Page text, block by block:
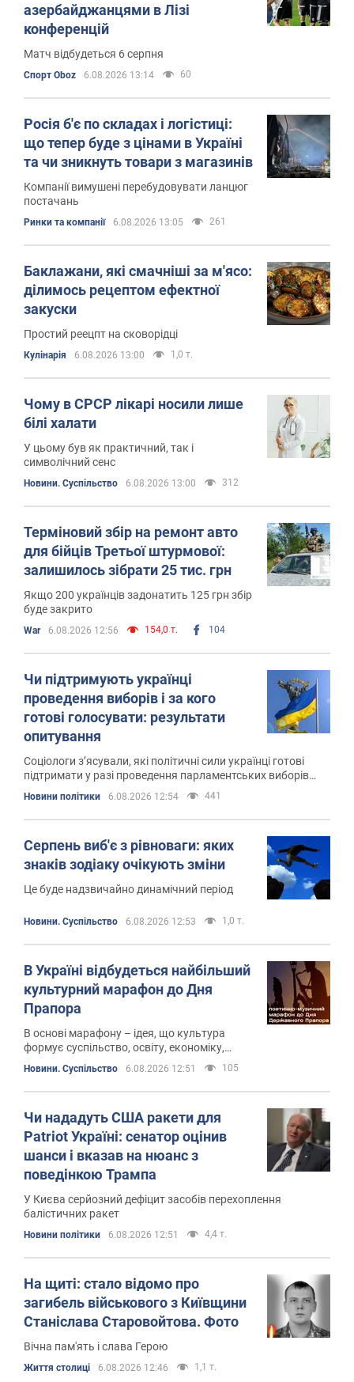
азербайджанцями в Лізі
конференцій
Матч відбудеться 6 серпня
Спорт Oboz 6.08.2026 13:14 60
Росія б'є по складах і логістиці:
що тепер буде з цінами в Україні
та чи зникнуть товари з магазинів
Компанії вимушені перебудовувати ланцюг
постачань
Ринки та компанії 6.08.2026 13:05 261
Баклажани, які смачніші за м'ясо:
ділимось рецептом ефектної
закуски
Простий реецпт на сковорідці
Кулінарія 6.08.2026 13:00 1,0 т.
Чому в СРСР лікарі носили лише
білі халати
У цьому був як практичний, так і
символічний сенс
Новини. Суспільство 6.08.2026 13:00 312
Терміновий збір на ремонт авто
для бійців Третьої штурмової:
залишилось зібрати 25 тис. грн
Якщо 200 українців задонатить 125 грн збір
буде закрито
War 6.08.2026 12:56 154,0 т. 104
Чи підтримують українці
проведення виборів і за кого
готові голосувати: результати
опитування
Соціологи з’ясували, які політичні сили українці готові
підтримати у разі проведення парламентських виборів
найближчим часом
Новини політики 6.08.2026 12:54 441
Серпень виб'є з рівноваги: яких
знаків зодіаку очікують зміни
Це буде надзвичайно динамічний період
Новини. Суспільство 6.08.2026 12:53 1,0 т.
В Україні відбудеться найбільший
культурний марафон до Дня
Прапора
В основі марафону – ідея, що культура
формує суспільство, освіту, економіку,
підприємництво, історичну пам'ять і
національну ідентичність
Новини. Суспільство 6.08.2026 12:51 105
Чи нададуть США ракети для
Patriot Україні: сенатор оцінив
шанси і вказав на нюанс з
поведінкою Трампа
У Києва серйозний дефіцит засобів перехоплення
балістичних ракет
Новини політики 6.08.2026 12:51 4,4 т.
На щиті: стало відомо про
загибель військового з Київщини
Станіслава Старовойтова. Фото
Вічна пам'ять і слава Герою
Життя столиці 6.08.2026 12:46 1,1 т.